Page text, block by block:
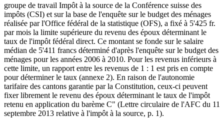
groupe de travail Impôt à la source de la Conférence suisse des
impôts (CSI) et sur la base de l'enquête sur le budget des ménages
réalisée par l'Office fédéral de la statistique (OFS), a fixé à 5'425 fr.
par mois la limite supérieure du revenu des époux déterminant le
taux de l'impôt fédéral direct. Ce montant se fonde sur le salaire
médian de 5'411 francs déterminé d'après l'enquête sur le budget des
ménages pour les années 2006 à 2010. Pour les revenus inférieurs à
cette limite, un rapport entre les revenus de 1 : 1 est pris en compte
pour déterminer le taux (annexe 2). En raison de l'autonomie
tarifaire des cantons garantie par la Constitution, ceux-ci peuvent
fixer librement le revenu des époux déterminant le taux de l'impôt
retenu en application du barème C" (Lettre circulaire de l'AFC du 11
septembre 2013 relative à l'impôt à la source, p. 1).